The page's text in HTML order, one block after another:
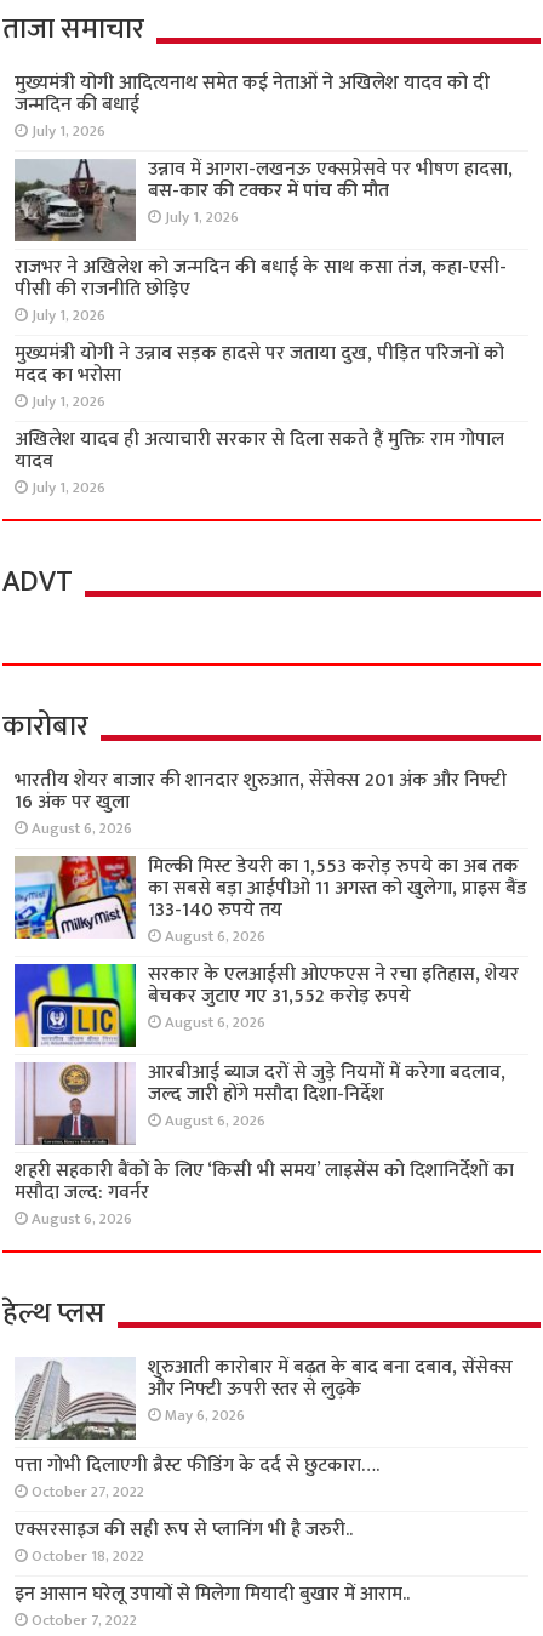
ताजा समाचार
मुख्यमंत्री योगी आदित्यनाथ समेत कई नेताओं ने अखिलेश यादव को दी
जन्मदिन की बधाई
July 1, 2026
उन्नाव में आगरा-लखनऊ एक्सप्रेसवे पर भीषण हादसा,
बस-कार की टक्कर में पांच की मौत
July 1, 2026
राजभर ने अखिलेश को जन्मदिन की बधाई के साथ कसा तंज, कहा-एसी-
पीसी की राजनीति छोड़िए
July 1, 2026
मुख्यमंत्री योगी ने उन्नाव सड़क हादसे पर जताया दुख, पीड़ित परिजनों को
मदद का भरोसा
July 1, 2026
अखिलेश यादव ही अत्याचारी सरकार से दिला सकते हैं मुक्तिः राम गोपाल
यादव
July 1, 2026
ADVT
कारोबार
भारतीय शेयर बाजार की शानदार शुरुआत, सेंसेक्स 201 अंक और निफ्टी
16 अंक पर खुला
August 6, 2026
मिल्की मिस्ट डेयरी का 1,553 करोड़ रुपये का अब तक
का सबसे बड़ा आईपीओ 11 अगस्त को खुलेगा, प्राइस बैंड
133-140 रुपये तय
August 6, 2026
सरकार के एलआईसी ओएफएस ने रचा इतिहास, शेयर
बेचकर जुटाए गए 31,552 करोड़ रुपये
August 6, 2026
आरबीआई ब्याज दरों से जुड़े नियमों में करेगा बदलाव,
जल्द जारी होंगे मसौदा दिशा-निर्देश
August 6, 2026
शहरी सहकारी बैंकों के लिए ‘किसी भी समय’ लाइसेंस को दिशानिर्देशों का
मसौदा जल्द: गवर्नर
August 6, 2026
हेल्थ प्लस
शुरुआती कारोबार में बढ़त के बाद बना दबाव, सेंसेक्स
और निफ्टी ऊपरी स्तर से लुढ़के
May 6, 2026
पत्ता गोभी दिलाएगी ब्रैस्ट फीडिंग के दर्द से छुटकारा….
October 27, 2022
एक्सरसाइज की सही रूप से प्लानिंग भी है जरुरी..
October 18, 2022
इन आसान घरेलू उपायों से मिलेगा मियादी बुखार में आराम..
October 7, 2022